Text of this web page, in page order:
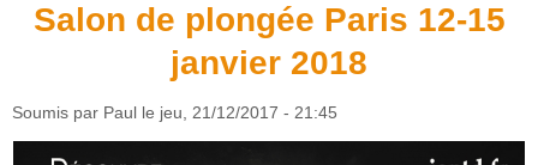
Salon de plongée Paris 12-15
janvier 2018
Soumis par Paul le jeu, 21/12/2017 - 21:45